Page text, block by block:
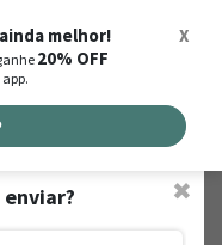
melhor!
20% OFF
X
✖
em Monte Das